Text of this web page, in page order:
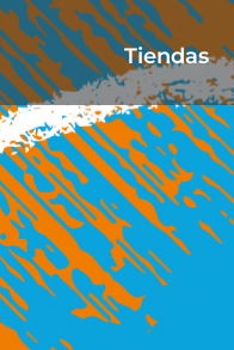
Tiendas